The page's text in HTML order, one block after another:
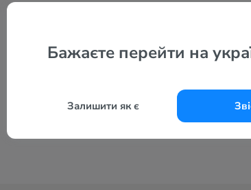
Бажаєте перейти на
Залишити як є